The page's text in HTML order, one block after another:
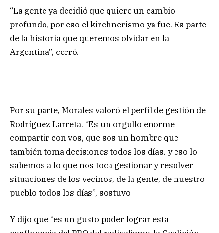
“La gente ya decidió que quiere un cambio
profundo, por eso el kirchnerismo ya fue. Es parte
de la historia que queremos olvidar en la
Argentina”, cerró.
Por su parte, Morales valoró el perfil de gestión de
Rodríguez Larreta. “Es un orgullo enorme
compartir con vos, que sos un hombre que
también toma decisiones todos los días, y eso lo
sabemos a lo que nos toca gestionar y resolver
situaciones de los vecinos, de la gente, de nuestro
pueblo todos los días”, sostuvo.
Y dijo que “es un gusto poder lograr esta